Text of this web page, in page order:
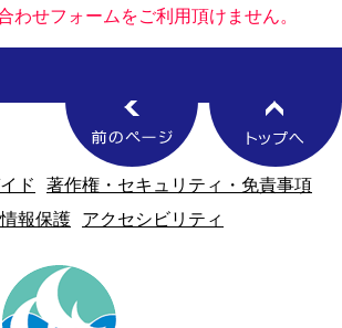
わせフォームをご利用頂けません。
ド
著作権・セキュリティ・免責事項
報保護
アクセシビリティ